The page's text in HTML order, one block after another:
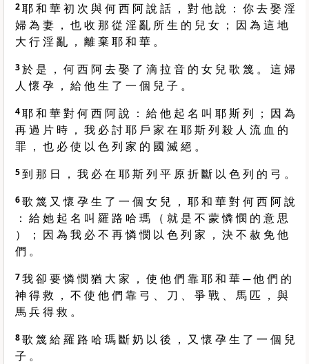
2耶 和 華 初 次 與 何 西 阿 說 話 ， 對 他 說 ： 你 去 娶 淫
婦 為 妻 ， 也 收 那 從 淫 亂 所 生 的 兒 女 ； 因 為 這 地
大 行 淫 亂 ， 離 棄 耶 和 華 。
3於 是 ， 何 西 阿 去 娶 了 滴 拉 音 的 女 兒 歌 篾 。 這 婦
人 懷 孕 ， 給 他 生 了 一 個 兒 子 。
4耶 和 華 對 何 西 阿 說 ： 給 他 起 名 叫 耶 斯 列 ； 因 為
再 過 片 時 ， 我 必 討 耶 戶 家 在 耶 斯 列 殺 人 流 血 的
罪 ， 也 必 使 以 色 列 家 的 國 滅 絕 。
5到 那 日 ， 我 必 在 耶 斯 列 平 原 折 斷 以 色 列 的 弓 。
6歌 篾 又 懷 孕 生 了 一 個 女 兒 ， 耶 和 華 對 何 西 阿 說
： 給 她 起 名 叫 羅 路 哈 瑪 （ 就 是 不 蒙 憐 憫 的 意 思
） ； 因 為 我 必 不 再 憐 憫 以 色 列 家 ， 決 不 赦 免 他
們 。
7我 卻 要 憐 憫 猶 大 家 ， 使 他 們 靠 耶 和 華 ─ 他 們 的
神 得 救 ， 不 使 他 們 靠 弓 、 刀 、 爭 戰 、 馬 匹 ， 與
馬 兵 得 救 。
8歌 篾 給 羅 路 哈 瑪 斷 奶 以 後 ， 又 懷 孕 生 了 一 個 兒
子 。